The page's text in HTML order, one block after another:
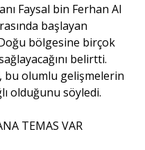
Faysal bin Ferhan Al
başlayan
bölgesine birçok
belirtti.
bu olumlu gelişmelerin
olduğunu söyledi.
TEMAS VAR